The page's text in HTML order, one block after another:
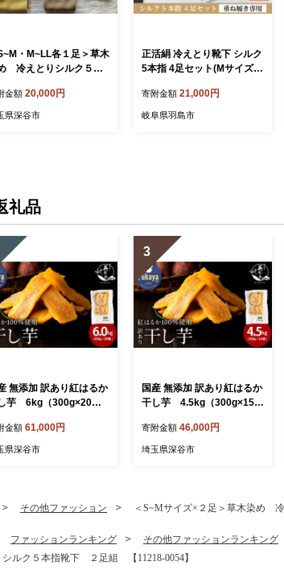
・M~LL各１足＞草木
冷えとりシルク５本
】
金額 20,000円
県深谷市
正活絹 冷えとり靴下 シルク
5本指 4足セット(Mサイズ)
寄附金額 21,000円
岐阜県羽島市
礼品
無添加 訳あり紅はるか
芋 6kg（300g×20
金額 61,000円
県深谷市
3
国産 無添加 訳あり紅はるか
干し芋 4.5kg（300g×15
寄附金額 46,000円
埼玉県深谷市
その他ファッション ＜S~Mサイズ×２足＞草木染め
ファッションランキング
その他ファッションランキング
ルク５本指靴下 ２足組 【11218-0054】